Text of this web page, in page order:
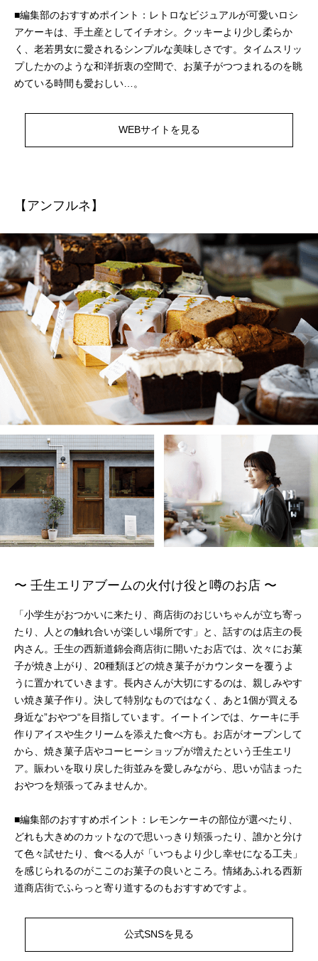
■編集部のおすすめポイント：レトロなビジュアルが可愛いロシ
アケーキは、手土産としてイチオシ。クッキーより少し柔らか
く、老若男女に愛されるシンプルな美味しさです。タイムスリッ
プしたかのような和洋折衷の空間で、お菓子がつつまれるのを眺
めている時間も愛おしい…。
WEBサイトを見る
【アンフルネ】
〜 壬生エリアブームの火付け役と噂のお店 〜
「小学生がおつかいに来たり、商店街のおじいちゃんが立ち寄っ
たり、人との触れ合いが楽しい場所です」と、話すのは店主の長
内さん。壬生の西新道錦会商店街に開いたお店では、次々にお菓
子が焼き上がり、20種類ほどの焼き菓子がカウンターを覆うよ
うに置かれていきます。長内さんが大切にするのは、親しみやす
い焼き菓子作り。決して特別なものではなく、あと1個が買える
身近な”おやつ“を目指しています。イートインでは、ケーキに手
作りアイスや生クリームを添えた食べ方も。お店がオープンして
から、焼き菓子店やコーヒーショップが増えたという壬生エリ
ア。賑わいを取り戻した街並みを愛しみながら、思いが詰まった
おやつを頬張ってみませんか。
■編集部のおすすめポイント：レモンケーキの部位が選べたり、
どれも大きめのカットなので思いっきり頬張ったり、誰かと分け
て色々試せたり、食べる人が「いつもより少し幸せになる工夫」
を感じられるのがここのお菓子の良いところ。情緒あふれる西新
道商店街でふらっと寄り道するのもおすすめですよ。
公式SNSを見る